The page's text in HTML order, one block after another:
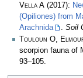
Vella A (2017):
(Opiliones) from
Arachnida
Soil
Touloun O,
scorpion fauna of
93–105.